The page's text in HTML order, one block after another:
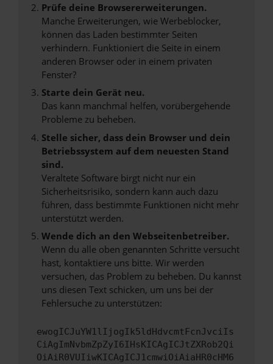
Prüfe deine Browsererweiterungen.
Manche Erweiterungen, wie Werbeblocker,
können das Laden bestimmter Seiten
verhindern. Funktioniert die Seite in einem
anderen Browser oder in einem privaten
Fenster?
Starte dein Gerät neu.
Das kann manchmal helfen, vorübergehende
Probleme zu beheben.
Stelle sicher, dass dein Browser und dein
Betriebssystem auf dem neuesten Stand
sind.
Veraltete Software birgt nicht nur ein
Sicherheitsrisiko, sondern kann auch dazu
führen, dass bestimmte Funktionen nicht mehr
unterstützt werden.
Wende dich an den Webseitenbetreiber.
Wenn du alle oben genannten Schritte versucht
hast, kontaktiere uns bitte. Wir werden
versuchen, das Problem zu beheben. Du kannst
uns diesen Text schicken, um uns bei der
Fehlersuche zu unterstützen:
ewogICJuYW1lIjogIk5ldHdvcmtFcnJvciIs
CiAgImNvbmZpZyI6IHsKICAgICJtZXRob2Qi
OiAiR0VUIiwKICAgICJ1cmwiOiAiaHR0cHM6